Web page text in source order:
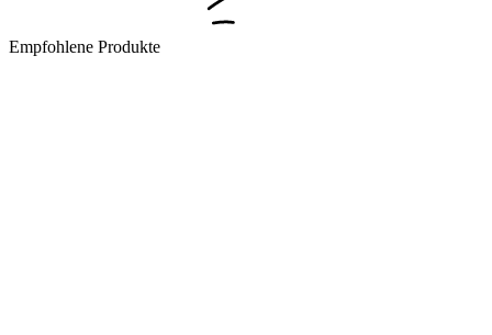
Empfohlene Produkte